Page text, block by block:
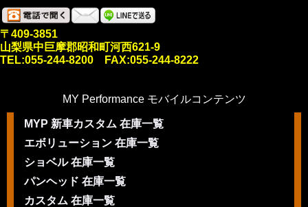
〒409-3851
山梨県中巨摩郡昭和町河西621-9
TEL:055-244-8200 FAX:055-244-8222
MY Performance モバイルコンテンツ
MYP 新車カスタム 在庫一覧
エボリューション 在庫一覧
ショベル 在庫一覧
パンヘッド 在庫一覧
カスタム 在庫一覧